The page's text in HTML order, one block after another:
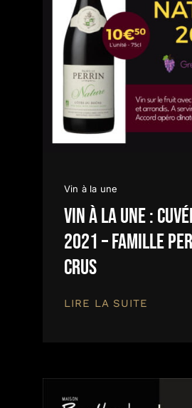
Vin à la une
Vin à la une :
2021 – Famille
Crus
LIRE LA SUITE